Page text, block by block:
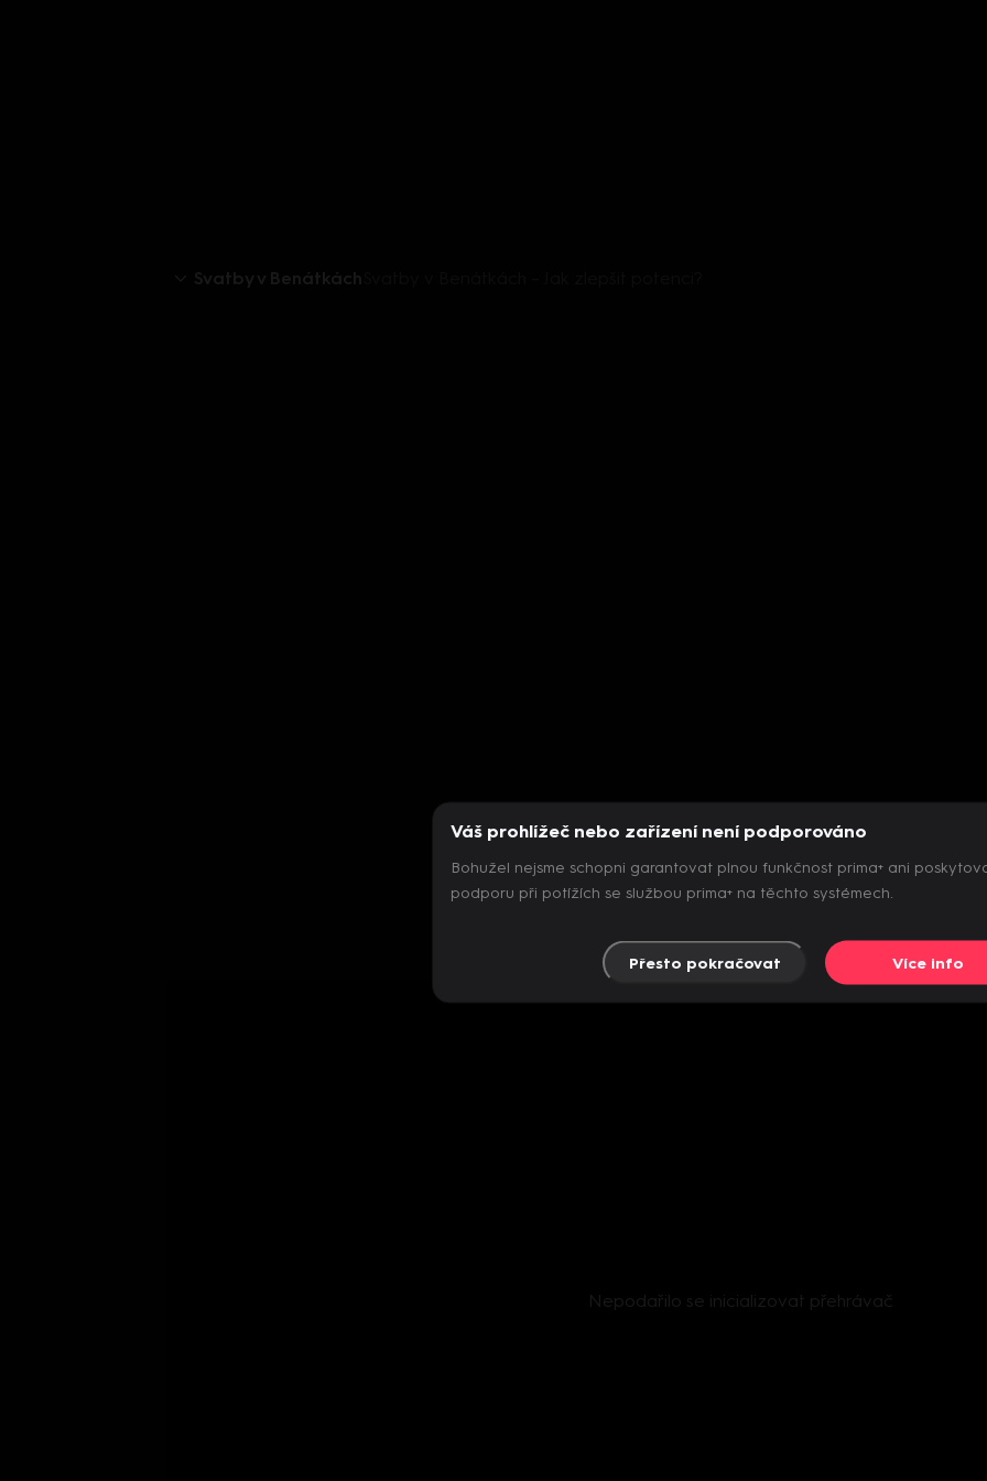
Nepodařilo se inicializovat přehrávač
Váš prohlížeč nebo zařízení není podporováno
Bohužel nejsme schopni garantovat plnou funkčnost prima+ ani
podporu při potížích se službou prima+ na těchto systémech.
Přesto pokračovat Více info